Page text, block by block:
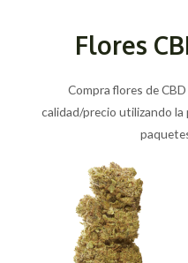
Flores
Compra flores de
calidad/precio utilizando la